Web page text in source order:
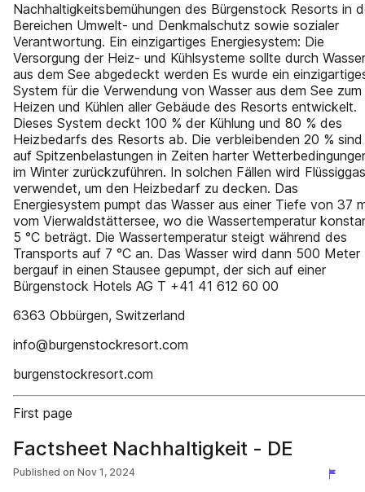
Nachhaltigkeitsbemühungen des Bürgenstock Resorts in
Bereichen Umwelt- und Denkmalschutz sowie sozialer
Verantwortung. Ein einzigartiges Energiesystem: Die
Versorgung der Heiz- und Kühlsysteme sollte durch Wasser
aus dem See abgedeckt werden Es wurde ein
System für die Verwendung von Wasser aus dem See zum
Heizen und Kühlen aller Gebäude des Resorts entwickelt.
Dieses System deckt 100 % der Kühlung und 80 % des
Heizbedarfs des Resorts ab. Die verbleibenden 20 % sind
auf Spitzenbelastungen in Zeiten harter
im Winter zurückzuführen. In solchen Fällen wird Flüssiggas
verwendet, um den Heizbedarf zu decken. Das
Energiesystem pumpt das Wasser aus einer Tiefe von 37
vom Vierwaldstättersee, wo die Wassertemperatur
5 °C beträgt. Die Wassertemperatur steigt während des
Transports auf 7 °C an. Das Wasser wird dann 500 Meter
bergauf in einen Stausee gepumpt, der sich auf einer
Bürgenstock Hotels AG T +41 41 612 60 00
6363 Obbürgen, Switzerland
info@burgenstockresort.com
burgenstockresort.com
First page
Factsheet Nachhaltigkeit - DE
Published on Nov 1, 2024